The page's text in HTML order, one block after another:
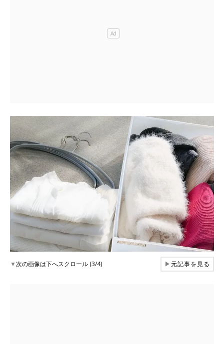
▼次の画像は下へスクロール (3/4) ▶元記事を見る